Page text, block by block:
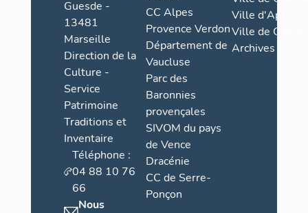
Guesde -
13481
Marseille
Direction de la
Culture -
Service
Patrimoine
Traditions et
Inventaire
Téléphone :
04 88 10 76
66
Nous
CC Alpes
Provence Verdon
Département de
Vaucluse
Parc des
Baronnies
provençales
SIVOM du pays
de Vence
Dracénie
CC de Serre-
Ponçon
Ville d'Apt
Ville de
Archives